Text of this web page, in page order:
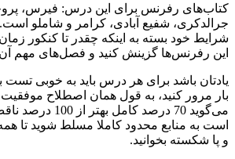
کتاب‌های رفرنس برای این درس: فیرس،
جرالدکری، شفیع آبادی، کرامر و شاملو است.
شرایط خود بسته به اینکه چقدر تا کنکور زمان
این رفرنس‌ها گزینش کنید و فصل‌های مهم آن
یادتان باشد برای هر درس باید به خوبی تست
بار مرور کنید، به قول همان اصطلاح
می‌گوید 70 درصد کامل
است به منابع محدود کاملا مسلط شوید تا
و پا شکسته بخوانید.